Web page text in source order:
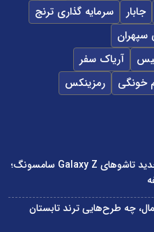
جابار
سرمایه گذاری ترنج
سپهران
آریاک سفر
خونگی رمزینکس
پشت صحنه مهندسی نسل جدید تاشوهای Galaxy Z سامسونگ؛
چه طرح‌هایی ترند تابستان